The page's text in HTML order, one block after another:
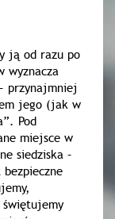
ją od razu po
wyznacza
przynajmniej
jego (jak w
Pod
miejsce w
siedziska –